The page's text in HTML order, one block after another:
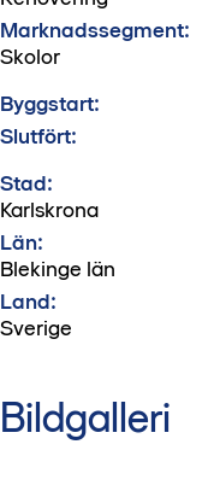
Marknadssegment:
Skolor
Byggstart:
Slutfört:
Stad:
Karlskrona
Län:
Blekinge län
Land:
Sverige
Bildgalleri